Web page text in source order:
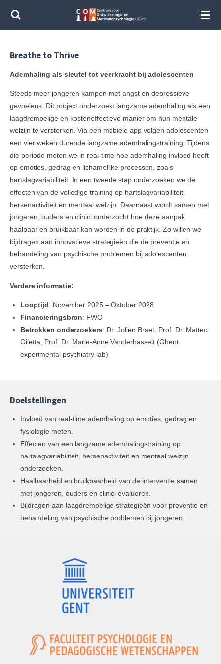
Ga
hoofdinhoud
Breathe to Thrive
Ademhaling als sleutel tot veerkracht bij adolescenten
Steeds meer jongeren kampen met angst en depressieve
gevoelens. Dit project onderzoekt langzame ademhaling als een
laagdrempelige en kosteneffectieve manier om hun mentale
welzijn te versterken. Via een mobiele app volgen adolescenten
een vier weken durende langzame ademhalingstraining. Tijdens
die periode meten we in real-time hoe ademhaling invloed heeft
op emoties, gedrag en lichamelijke processen, zoals
hartslagvariabiliteit. In een tweede stap onderzoeken we de
effecten van de volledige training op hartslagvariabiliteit,
hersenactiviteit en mentaal welzijn. Daarnaast wordt samen met
jongeren, ouders en clinici onderzocht hoe deze aanpak
haalbaar en bruikbaar kan worden in de praktijk. Zo willen we
bijdragen aan innovatieve strategieën die de preventie en
behandeling van psychische problemen bij adolescenten
versterken.
Verdere informatie:
Looptijd: November 2025 – Oktober 2028
Financieringsbron: FWO
Betrokken onderzoekers: Dr. Jolien Braet, Prof. Dr. Matteo
Giletta, Prof. Dr. Marie-Anne Vanderhasselt (Ghent
experimental psychiatry lab)
Doelstellingen
Invloed van real-time ademhaling op emoties, gedrag en
fysiologie meten.
Effecten van een langzame ademhalingstraining op
hartslagvariabiliteit, hersenactiviteit en mentaal welzijn
onderzoeken.
Haalbaarheid en bruikbaarheid van de interventie samen
met jongeren, ouders en clinici evalueren.
Bijdragen aan laagdrempelige strategieën voor preventie en
behandeling van psychische problemen bij jongeren.